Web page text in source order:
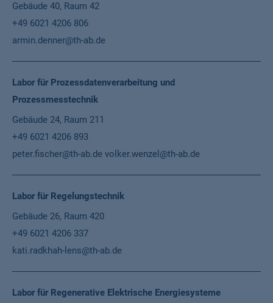
Gebäude 40, Raum 42
+49 6021 4206 806
armin.denner@th-ab.de
Labor für Prozessdatenverarbeitung und
Prozessmesstechnik
Gebäude 24, Raum 211
+49 6021 4206 893
peter.fischer@th-ab.de volker.wenzel@th-ab.de
Labor für Regelungstechnik
Gebäude 26, Raum 420
+49 6021 4206 337
kati.radkhah-lens@th-ab.de
Labor für Regenerative Elektrische Energiesysteme